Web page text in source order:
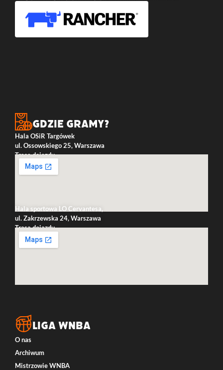
Gdzie gramy?
Hala OSiR Targówek
ul. Ossowskiego 25, Warszawa
Trasa dojazdu
Hala sportowa LO Cervantesa,
ul. Zakrzewska 24, Warszawa
Trasa dojazdu
LIGA WNBA
O nas
Archiwum
Mistrzowie WNBA